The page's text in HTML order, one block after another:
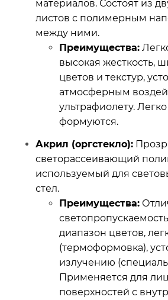
материалов. Состоят из
листов с полимерным
между ними.
Преимущества:
высокая жесткость,
цветов и текстур,
атмосферным
ультрафиолету.
формуются.
Акрил (оргстекло):
светорассеивающий
используемый для
стел.
Преимущества:
диапазон цветов,
(термоформовка),
излучению
Применяется для
поверхностей с